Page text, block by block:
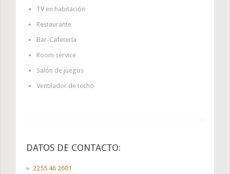
TV en habitación
Restaurante
Bar-Cafetería
Room service
Salón de juegos
Ventilador de techo
DATOS DE CONTACTO:
2255 46 2601